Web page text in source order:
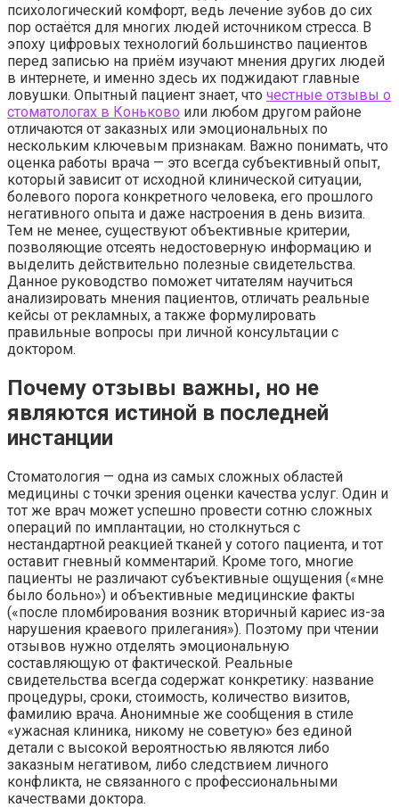
психологический комфорт, ведь лечение зубов до сих
пор остаётся для многих людей источником стресса. В
эпоху цифровых технологий большинство пациентов
перед записью на приём изучают мнения других людей
в интернете, и именно здесь их поджидают главные
ловушки. Опытный пациент знает, что честные отзывы о
стоматологах в Коньково или любом другом районе
отличаются от заказных или эмоциональных по
нескольким ключевым признакам. Важно понимать, что
оценка работы врача — это всегда субъективный опыт,
который зависит от исходной клинической ситуации,
болевого порога конкретного человека, его прошлого
негативного опыта и даже настроения в день визита.
Тем не менее, существуют объективные критерии,
позволяющие отсеять недостоверную информацию и
выделить действительно полезные свидетельства.
Данное руководство поможет читателям научиться
анализировать мнения пациентов, отличать реальные
кейсы от рекламных, а также формулировать
правильные вопросы при личной консультации с
доктором.
Почему отзывы важны, но не
являются истиной в последней
инстанции
Стоматология — одна из самых сложных областей
медицины с точки зрения оценки качества услуг. Один и
тот же врач может успешно провести сотню сложных
операций по имплантации, но столкнуться с
нестандартной реакцией тканей у сотого пациента, и тот
оставит гневный комментарий. Кроме того, многие
пациенты не различают субъективные ощущения («мне
было больно») и объективные медицинские факты
(«после пломбирования возник вторичный кариес из-за
нарушения краевого прилегания»). Поэтому при чтении
отзывов нужно отделять эмоциональную
составляющую от фактической. Реальные
свидетельства всегда содержат конкретику: название
процедуры, сроки, стоимость, количество визитов,
фамилию врача. Анонимные же сообщения в стиле
«ужасная клиника, никому не советую» без единой
детали с высокой вероятностью являются либо
заказным негативом, либо следствием личного
конфликта, не связанного с профессиональными
качествами доктора.